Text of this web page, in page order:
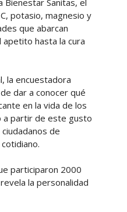
Bienestar Sanitas, el
potasio, magnesio y
que abarcan
hasta la cura
la encuestadora
dar a conocer qué
en la vida de los
a partir de este gusto
de
participaron 2000
la personalidad